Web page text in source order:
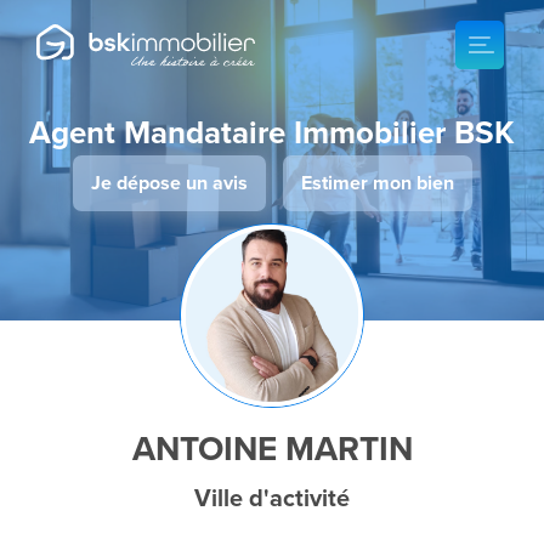
Agent Mandataire Immobilier BSK
Je dépose un avis Estimer mon bien
ANTOINE MARTIN
Ville d'activité